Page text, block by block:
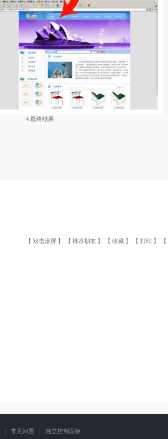
4.最终结果
【 双击滚屏 】 【 推荐朋友 】 【 收藏 】 【 打印 】 【
| 常见问题 | 独立控制面板